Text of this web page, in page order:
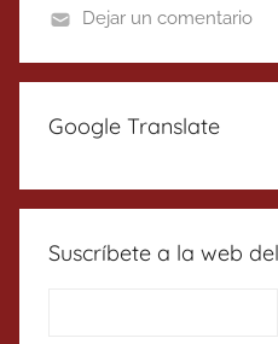
Dejar un comentario
Google Translate
Suscríbete a la web